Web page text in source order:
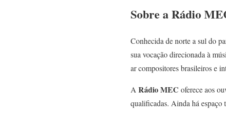
Sobre a Rádio
Conhecida de norte a sul do
sua vocação direcionada à
ar compositores brasileiros e
A Rádio MEC oferece aos
qualificadas. Ainda há espaço